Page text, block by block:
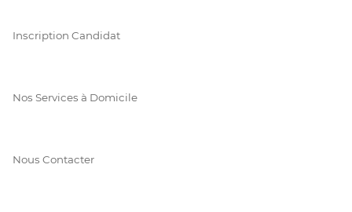
Inscription Candidat
Nos Services à Domicile
Nous Contacter